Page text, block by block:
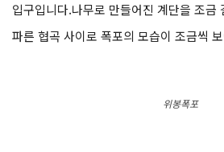
입구입니다.나무로 만들어진 계단을 조금
파른 협곡 사이로 폭포의 모습이 조금씩
위봉폭포